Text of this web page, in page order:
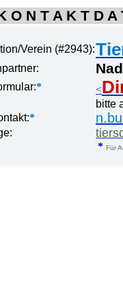
O N T A K T D
Verein (#2943):
* <
bitte
*
* Für